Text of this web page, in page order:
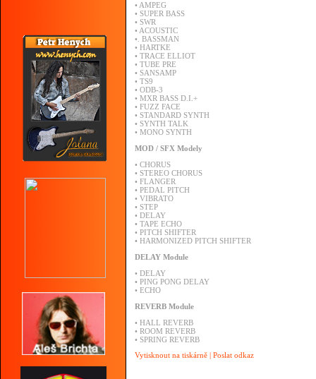
• AMPEG
• SUPER BASS
• SWR
• ACOUSTIC
•. BASSMAN
• HARTKE
• TRACE ELLIOT
• TUBE PRE
• SANSAMP
• TS9
• ODB-3
• MXR BASS D.I.+
• FUZZ FACE
• STANDARD SYNTH
• SYNTH TALK
• MONO SYNTH
MOD / SFX Modely
• CHORUS
• STEREO CHORUS
• FLANGER
• PEDAL PITCH
• VIBRATO
• STEP
• DELAY
• TAPE ECHO
• PITCH SHIFTER
• HARMONIZED PITCH SHIFTER
DELAY Module
• DELAY
• PING PONG DELAY
• ECHO
REVERB Module
• HALL REVERB
• ROOM REVERB
• SPRING REVERB
Vytisknout na tiskárně | Poslat odkaz